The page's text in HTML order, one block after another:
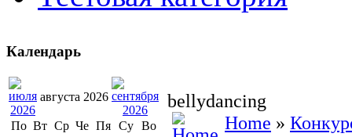
bellydancing
Home »
Календарь
августа 2026
По Вт Ср Че Пя Су Во